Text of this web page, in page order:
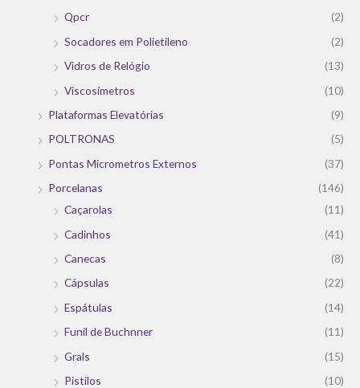
Qpcr
(2)
Socadores em Polietileno
(2)
Vidros de Relógio
(13)
Viscosímetros
(10)
Plataformas Elevatórias
(9)
POLTRONAS
(5)
Pontas Micrometros Externos
(37)
Porcelanas
(146)
Caçarolas
(11)
Cadinhos
(41)
Canecas
(8)
Cápsulas
(22)
Espátulas
(14)
Funil de Buchnner
(11)
Grals
(15)
Pistilos
(10)